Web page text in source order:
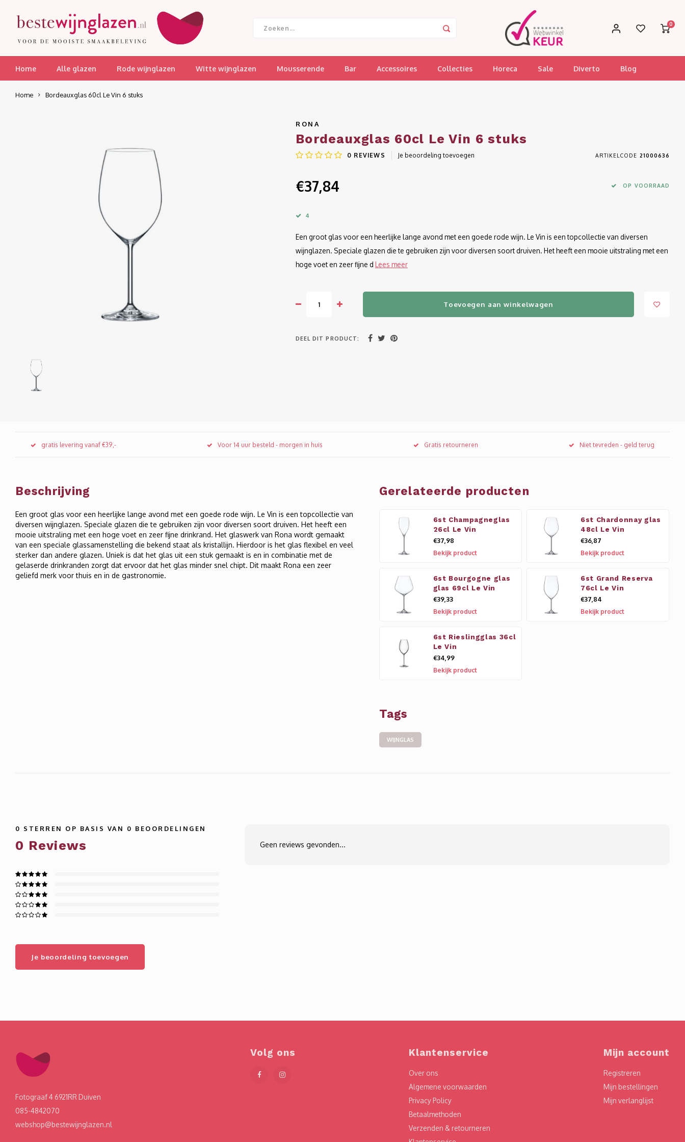
0
Home Alle glazen Rode wijnglazen Witte wijnglazen Mousserende Bar Accessoires Collecties Horeca Sale Diverto Blog
Home Bordeauxglas 60cl Le Vin 6 stuks
RONA
Bordeauxglas 60cl Le Vin 6 stuks
0 REVIEWS Je beoordeling toevoegen ARTIKELCODE 21000636
€37,84 OP VOORRAAD
4
Een groot glas voor een heerlijke lange avond met een goede rode wijn. Le Vin is een topcollectie van diversen
wijnglazen. Speciale glazen die te gebruiken zijn voor diversen soort druiven. Het heeft een mooie uitstraling met een
hoge voet en zeer fijne d Lees meer
Toevoegen aan winkelwagen
DEEL DIT PRODUCT:
gratis levering vanaf €39,- Voor 14 uur besteld - morgen in huis Gratis retourneren Niet tevreden - geld terug
Beschrijving
Een groot glas voor een heerlijke lange avond met een goede rode wijn. Le Vin is een topcollectie van
diversen wijnglazen. Speciale glazen die te gebruiken zijn voor diversen soort druiven. Het heeft een
mooie uitstraling met een hoge voet en zeer fijne drinkrand. Het glaswerk van Rona wordt gemaakt
van een speciale glassamenstelling die bekend staat als kristallijn. Hierdoor is het glas flexibel en veel
sterker dan andere glazen. Uniek is dat het glas uit een stuk gemaakt is en in combinatie met de
gelaserde drinkranden zorgt dat ervoor dat het glas minder snel chipt. Dit maakt Rona een zeer
geliefd merk voor thuis en in de gastronomie.
Gerelateerde producten
6st Champagneglas
26cl Le Vin
€37,98
Bekijk product
6st Chardonnay glas
48cl Le Vin
€36,87
Bekijk product
6st Bourgogne glas
glas 69cl Le Vin
€39,33
Bekijk product
6st Grand Reserva
76cl Le Vin
€37,84
Bekijk product
6st Rieslingglas 36cl
Le Vin
€34,99
Bekijk product
Tags
WIJNGLAS
0 STERREN OP BASIS VAN 0 BEOORDELINGEN
0 Reviews
Je beoordeling toevoegen
Geen reviews gevonden...
Fotograaf 4 6921RR Duiven
085-4842070
webshop@bestewijnglazen.nl
Volg ons Klantenservice
Over ons
Algemene voorwaarden
Privacy Policy
Betaalmethoden
Verzenden & retourneren
Mijn account
Registreren
Mijn bestellingen
Mijn verlanglijst